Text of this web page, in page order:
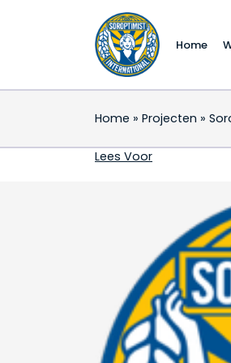
Home
Home » Projecten »
Soroptimist
Lees Voor